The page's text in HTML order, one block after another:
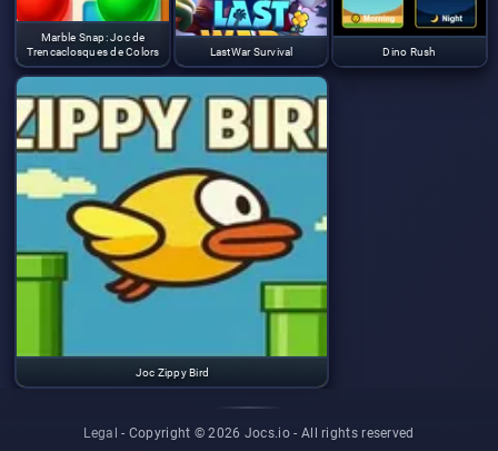
Marble Snap: Joc de
Trencaclosques de Colors
LastWar Survival Dino Rush
Joc Zippy Bird
Legal - Copyright © 2026 Jocs.io - All rights reserved